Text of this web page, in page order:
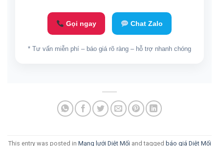
Gọi ngay Chat Zalo
* Tư vấn miễn phí – báo giá rõ ràng – hỗ trợ nhanh chóng
This entry was posted in Mạng lưới Diệt Mối and tagged báo giá Diệt Mối